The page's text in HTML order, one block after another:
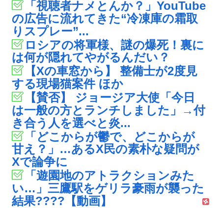
「視聴者ナメとんか？」YouTube
の広告に流れてきた“冷凍庫の霜取
りスプレー”...
ロシアの将軍様、謎の爆死！裏に
は何が隠れてやがるんだい？
【Xの車窓から】 整備士が2度見
する現場猫案件 ほか
【賛否】 ジョージア大使「今日
は一般の方とランチしました」→付
き合う人を選べと炎...
「どこからが鬱で、どこからが
甘え？」…あるX民の素朴な疑問が
Xで論争に
「遊園地のアトラクションみた
い…」三鷹駅をゲリラ豪雨が襲った
結果????【動画】